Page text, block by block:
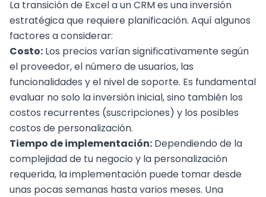
La transición de Excel a un CRM es una inversión
estratégica que requiere planificación. Aquí algunos
factores a considerar:
Costo: Los precios varían significativamente según
el proveedor, el número de usuarios, las
funcionalidades y el nivel de soporte. Es fundamental
evaluar no solo la inversión inicial, sino también los
costos recurrentes (suscripciones) y los posibles
costos de personalización.
Tiempo de implementación: Dependiendo de la
complejidad de tu negocio y la personalización
requerida, la implementación puede tomar desde
unas pocas semanas hasta varios meses. Una